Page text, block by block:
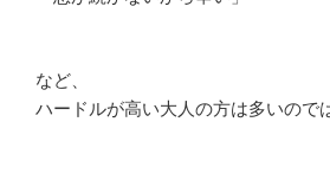
など、
ハードルが高い大人の方は多いので